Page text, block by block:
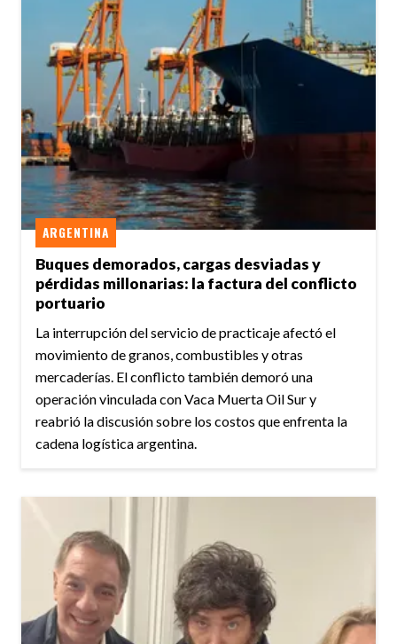
Buques demorados, cargas desviadas y
pérdidas millonarias: la factura del conflicto
portuario
ARGENTINA
La interrupción del servicio de practicaje afectó el
movimiento de granos, combustibles y otras
mercaderías. El conflicto también demoró una
operación vinculada con Vaca Muerta Oil Sur y
reabrió la discusión sobre los costos que enfrenta la
cadena logística argentina.